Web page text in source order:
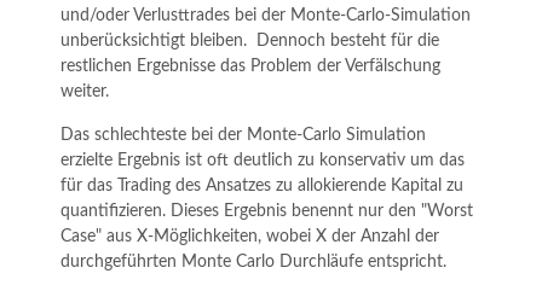
und/oder Verlusttrades bei der Monte-Carlo-Simulation
unberücksichtigt bleiben. Dennoch besteht für die
restlichen Ergebnisse das Problem der Verfälschung
weiter.
Das schlechteste bei der Monte-Carlo Simulation
erzielte Ergebnis ist oft deutlich zu konservativ um das
für das Trading des Ansatzes zu allokierende Kapital zu
quantifizieren. Dieses Ergebnis benennt nur den "Worst
Case" aus X-Möglichkeiten, wobei X der Anzahl der
durchgeführten Monte Carlo Durchläufe entspricht.